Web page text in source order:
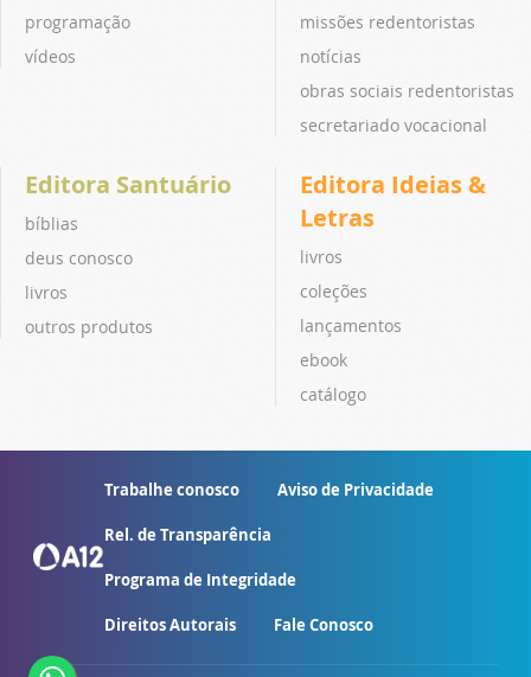
programação
vídeos
missões redentoristas
notícias
obras sociais redentoristas
secretariado vocacional
Editora Santuário
bíblias
deus conosco
livros
outros produtos
Editora Ideias &
Letras
livros
coleções
lançamentos
ebook
catálogo
Trabalhe conosco Aviso de Privacidade
Rel. de Transparência
Programa de Integridade
Direitos Autorais Fale Conosco